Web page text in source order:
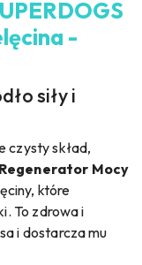
-
siły i
czysty skład,
Regenerator Mocy
które
To zdrowa i
i dostarcza mu